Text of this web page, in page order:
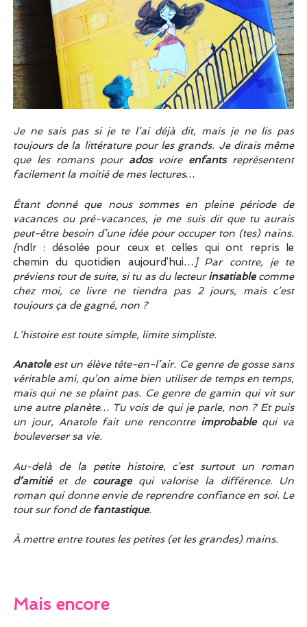
Je ne sais pas si je te l’ai déjà dit, mais je ne lis pas
toujours de la littérature pour les grands. Je dirais même
que les romans pour adosvoire enfantsreprésentent
facilement la moitié de mes lectures…
Étant donné que nous sommes en pleine période de
vacances ou pré-vacances, je me suis dit que tu aurais
peut-être besoin d’une idée pour occuper ton (tes) nains.
[ndlr : désolée pour ceux et celles qui ont repris le
chemin du quotidien aujourd’hui… ] Par contre, je te
préviens tout de suite, si tu as du lecteurinsatiablecomme
chez moi, ce livre ne tiendra pas 2 jours, mais c’est
toujours ça de gagné, non ?
L’histoire est toute simple, limite simpliste.
Anatoleest un élève tête-en-l’air. Ce genre de gosse sans
véritable ami, qu’on aime bien utiliser de temps en temps,
mais qui ne se plaint pas. Ce genre de gamin qui vit sur
une autre planète… Tu vois de qui je parle, non ? Et puis
un jour, Anatole fait une rencontre improbablequi va
bouleverser sa vie.
Au-delà de la petite histoire, c’est surtout un roman
d’amitiéet de couragequi valorise la différence. Un
roman qui donne envie de reprendre confiance en soi. Le
tout sur fond de fantastique.
À mettre entre toutes les petites (et les grandes) mains.
Mais encore